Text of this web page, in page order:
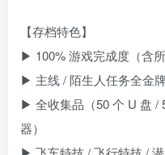
杂烩 网络游戏
【存档特色】
▶ 100% 游戏完成度（含所
▶ 主线 / 陌生人任务全金
▶ 全收集品（50 个 U 盘 /
器）